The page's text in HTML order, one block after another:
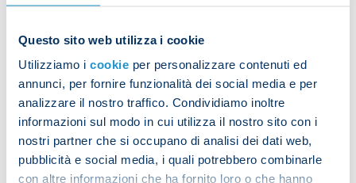
Questo sito web utilizza i cookie
Utilizziamo i cookie per personalizzare contenuti ed
annunci, per fornire funzionalità dei social media e per
analizzare il nostro traffico. Condividiamo inoltre
informazioni sul modo in cui utilizza il nostro sito con i
nostri partner che si occupano di analisi dei dati web,
pubblicità e social media, i quali potrebbero combinarle
con altre informazioni che ha fornito loro o che hanno
SSC Napoli is delighted to announce that Stanislav
until 30 June 2027 with an option for an additional
year until 30 June 2028.
Share the article with your friends and support the